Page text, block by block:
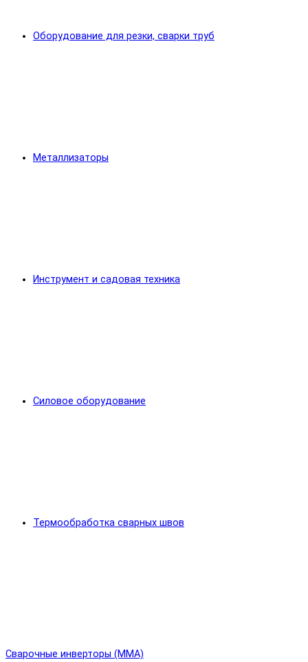
Оборудование для резки, сварки труб
Металлизаторы
Инструмент и садовая техника
Силовое оборудование
Термообработка сварных швов
Сварочные инверторы (MMA)